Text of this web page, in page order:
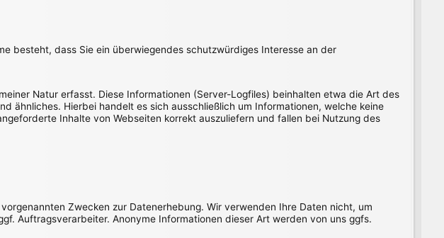
besteht, dass Sie ein überwiegendes schutzwürdiges Interesse an der
Natur erfasst. Diese Informationen (Server-Logfiles) beinhalten etwa die Art des
ähnliches. Hierbei handelt es sich ausschließlich um Informationen, welche keine
Inhalte von Webseiten korrekt auszuliefern und fallen bei Nutzung des
Zwecken zur Datenerhebung. Wir verwenden Ihre Daten nicht, um
Auftragsverarbeiter. Anonyme Informationen dieser Art werden von uns ggfs.